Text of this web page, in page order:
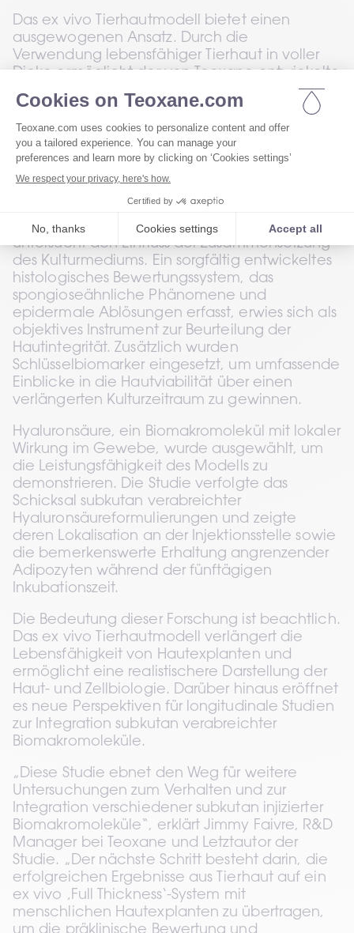
Das ex vivo Tierhautmodell bietet einen
ausgewogenen Ansatz. Durch die
Verwendung lebensfähiger Tierhaut in voller
Dicke ermöglicht der von Teoxane entwickelte
Ansatz eine Verringerung der Lücke zwischen
in vivo und in vitro Studien. Die Studie
beschreibt detailliert die Entwicklung des
Modells und seine strukturelle Integrität,
bewertet mithilfe eines histologischen
Bewertungssystems.
Die Forschung konzentriert sich auf die
Optimierung des ex vivo Hautkultursystems und
untersucht den Einfluss der Zusammensetzung
des Kulturmediums. Ein sorgfältig entwickeltes
histologisches Bewertungssystem, das
spongioseähnliche Phänomene und
epidermale Ablösungen erfasst, erwies sich als
objektives Instrument zur Beurteilung der
Hautintegrität. Zusätzlich wurden
Schlüsselbiomarker eingesetzt, um umfassende
Einblicke in die Hautviabilität über einen
verlängerten Kulturzeitraum zu gewinnen.
Hyaluronsäure, ein Biomakromolekül mit lokaler
Wirkung im Gewebe, wurde ausgewählt, um
die Leistungsfähigkeit des Modells zu
demonstrieren. Die Studie verfolgte das
Schicksal subkutan verabreichter
Hyaluronsäureformulierungen und zeigte
deren Lokalisation an der Injektionsstelle sowie
die bemerkenswerte Erhaltung angrenzender
Adipozyten während der fünftägigen
Inkubationszeit.
Die Bedeutung dieser Forschung ist beachtlich.
Das ex vivo Tierhautmodell verlängert die
Lebensfähigkeit von Hautexplanten und
ermöglicht eine realistischere Darstellung der
Haut- und Zellbiologie. Darüber hinaus eröffnet
es neue Perspektiven für longitudinale Studien
zur Integration subkutan verabreichter
Biomakromoleküle.
„Diese Studie ebnet den Weg für weitere
Untersuchungen zum Verhalten und zur
Integration verschiedener subkutan injizierter
Biomakromoleküle“, erklärt Jimmy Faivre, R&D
Manager bei Teoxane und Letztautor der
Studie. „Der nächste Schritt besteht darin, die
erfolgreichen Ergebnisse aus Tierhaut auf ein
ex vivo ‚Full Thickness‘-System mit
menschlichen Hautexplanten zu übertragen,